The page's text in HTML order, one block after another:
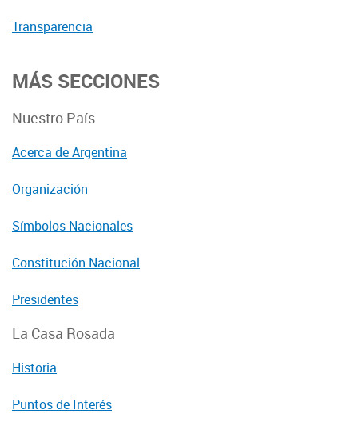
Transparencia
MÁS SECCIONES
Nuestro País
Acerca de Argentina
Organización
Símbolos Nacionales
Constitución Nacional
Presidentes
La Casa Rosada
Historia
Puntos de Interés